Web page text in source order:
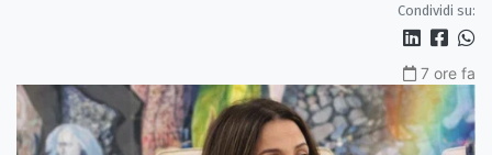
Condividi su:
7 ore fa